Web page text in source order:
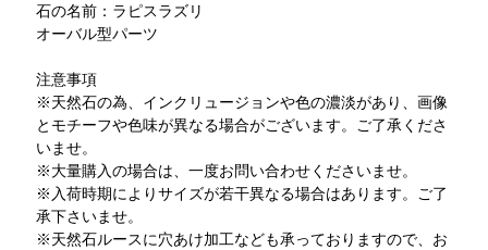
石の名前：ラピスラズリ
オーバル型パーツ
注意事項
※天然石の為、インクリュージョンや色の濃淡があり、画像
とモチーフや色味が異なる場合がございます。ご了承くださ
いませ。
※大量購入の場合は、一度お問い合わせくださいませ。
※入荷時期によりサイズが若干異なる場合はあります。ご了
承下さいませ。
※天然石ルースに穴あけ加工なども承っておりますので、お